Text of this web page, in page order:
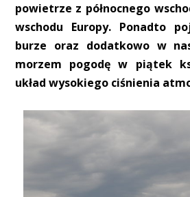
powietrze z północnego
wschodu Europy. Ponadto
burze oraz dodatkowo w
morzem pogodę w piątek
układ wysokiego ciśnienia